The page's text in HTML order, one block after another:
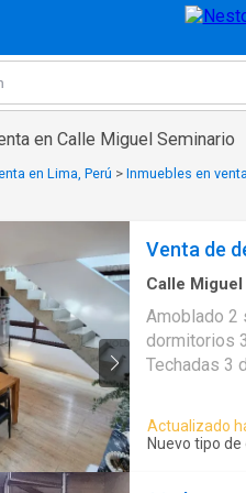
en Calle Miguel Seminario
en Lima, Perú > Inmuebles en
Venta de
Calle
Amoblado 2
dormitorios
Techadas 3
Parrilla
por piso 32
Duplex 3
Actualizado
Nuevo tipo de